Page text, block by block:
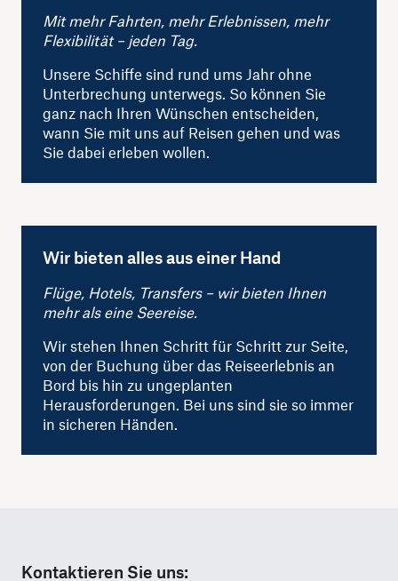
Mit mehr Fahrten, mehr Erlebnissen, mehr
Flexibilität – jeden Tag.
Unsere Schiffe sind rund ums Jahr ohne
Unterbrechung unterwegs. So können Sie
ganz nach Ihren Wünschen entscheiden,
wann Sie mit uns auf Reisen gehen und was
Sie dabei erleben wollen.
Wir bieten alles aus einer Hand
Flüge, Hotels, Transfers – wir bieten Ihnen
mehr als eine Seereise.
Wir stehen Ihnen Schritt für Schritt zur Seite,
von der Buchung über das Reiseerlebnis an
Bord bis hin zu ungeplanten
Herausforderungen. Bei uns sind sie so immer
in sicheren Händen.
Kontaktieren Sie uns: